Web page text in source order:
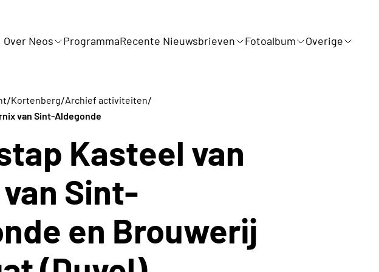
Over Neos ProgrammaRecente Nieuwsbrieven Fotoalbum Overige
/Kortenberg/Archief activiteiten/
van Sint-Aldegonde
Kasteel van
Sint-
en Brouwerij